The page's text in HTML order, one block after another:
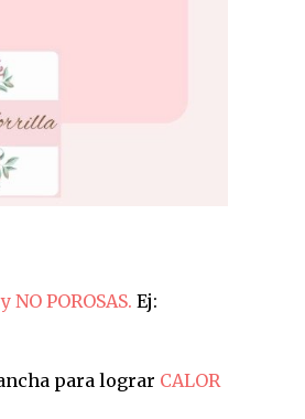
NO POROSAS. Ej:
para lograr CALOR